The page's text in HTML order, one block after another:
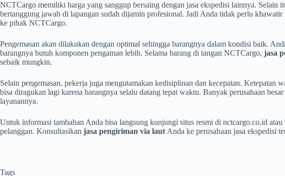
NCTCargo memiliki harga yang sanggup bersaing dengan jasa ekspedisi lainnya. Selain
bertanggung jawab di lapangan sudah dijamin profesional. Jadi Anda tidak perlu
ke pihak NCTCargo.
Pengemasan akan dilakukan dengan optimal sehingga barangnya dalam kondisi baik.
barangnya butuh komponen pengaman lebih. Selama barang di tangan NCTCargo, jasa
sebaik mungkin.
Selain pengemasan, pekerja juga mengutamakan kedisiplinan dan kecepatan. Ketepatan
bisa diragukan lagi karena barangnya selalu datang tepat waktu. Banyak perusahaan
layanannya.
Untuk informasi tambahan Anda bisa langsung kunjungi situs resmi di nctcargo.co.id
pelanggan. Konsultasikan jasa pengiriman via laut Anda ke perusahaan jasa ekspedisi
Tags